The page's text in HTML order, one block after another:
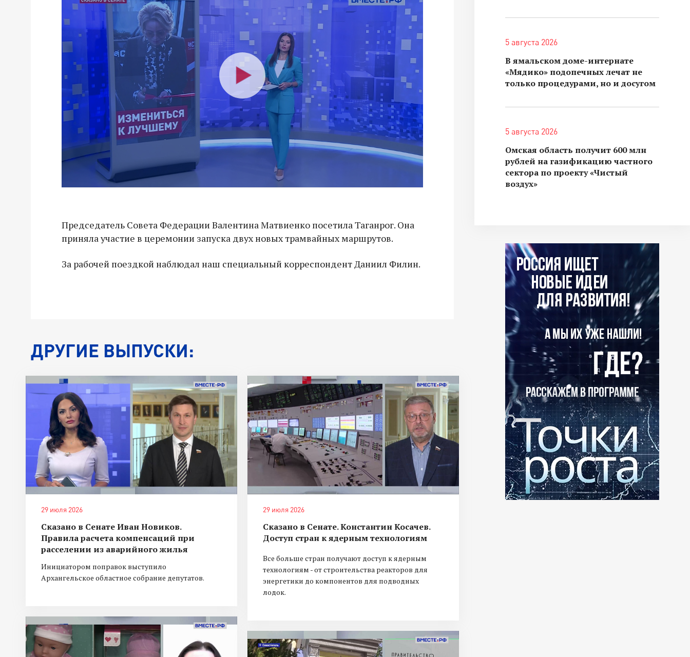
Председатель Совета Федерации Валентина Матвиенко посетила Таганрог. Она
приняла участие в церемонии запуска двух новых трамвайных маршрутов.
За рабочей поездкой наблюдал наш специальный корреспондент Даниил Филин.
ДРУГИЕ ВЫПУСКИ:
29 июля 2026
Сказано в Сенате Иван Новиков.
Правила расчета компенсаций при
расселении из аварийного жилья
Инициатором поправок выступило
Архангельское областное собрание депутатов.
29 июля 2026
Сказано в Сенате. Константин Косачев.
Доступ стран к ядерным технологиям
Все больше стран получают доступ к ядерным
технологиям - от строительства реакторов для
энергетики до компонентов для подводных
лодок.
5 августа 2026
В ямальском доме-интернате
«Мядико» подопечных лечат не
только процедурами, но и досугом
5 августа 2026
Омская область получит 600 млн
рублей на газификацию частного
сектора по проекту «Чистый
воздух»